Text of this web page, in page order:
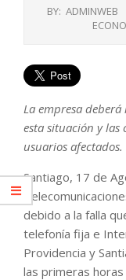
BY: ADMINWEB
La empresa
esta situación y las
usuarios afectados.
Santiago, 17 de
debido a la falla
telefonía fija e
Providencia y
las primeras